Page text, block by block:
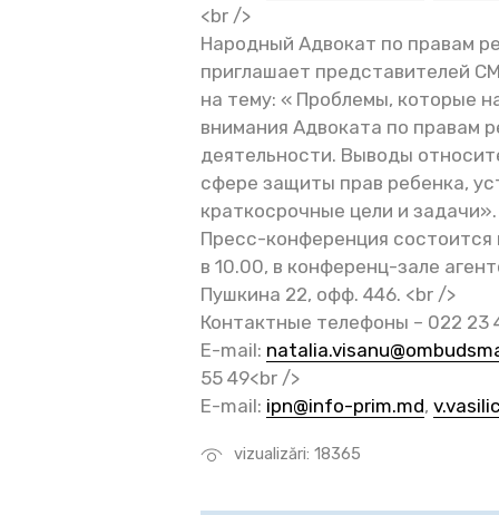
vizualizări: 18365
<br />
Hapoдный Адвокат по правам
приглашает представителей
на тему: « Проблемы, которые
внимания Адвоката по правам
деятельности. Выводы
сфере защиты прав ребенка,
краткосрочные цели и
Пресс-конференция состоится
в 10.00, в конференц-зале
Пушкина 22, офф. 446. <br />
Контактные телефоны – 022
E-mail:
55 49<br />
E-mail: ipn@info-prim.md,